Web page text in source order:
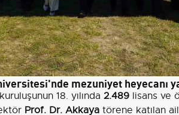
mezuniyet heyecanı
18. yılında 2.489 lisans ve
Prof. Dr. Akkaya törene katılan